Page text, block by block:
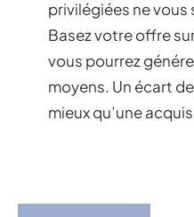
privilégiées ne
Basez votre offre
vous pourrez
moyens. Un écart
mieux qu’une